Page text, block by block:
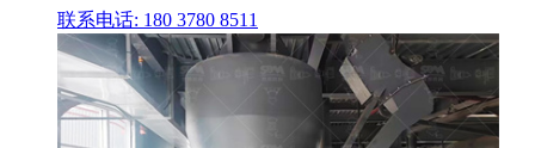
联系电话: 180 3780 8511